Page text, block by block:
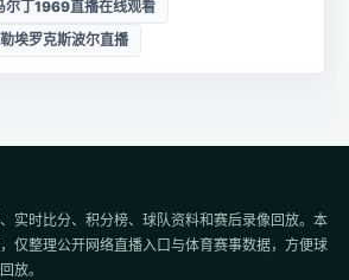
尔丁1969直播在线观看
埃罗克斯波尔直播
实时比分、积分榜、球队资料和赛后录像回放。本
仅整理公开网络直播入口与体育赛事数据，方便球
放。